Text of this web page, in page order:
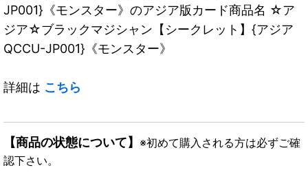
JP001}《モンスター》のアジア版カード商品名 ☆ア
ジア☆ブラックマジシャン【シークレット】{アジア
QCCU-JP001}《モンスター》
詳細は こちら
【商品の状態について】 ※初めて購入される方は必ずご確
認下さい。